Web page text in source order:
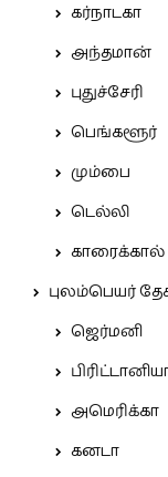
கர்நாடகா
அந்தமான்
புதுச்சேரி
பெங்களூர்
மும்பை
டெல்லி
காரைக்கால்
புலம்பெயர்
ஜெர்மனி
அமெரிக்கா
கனடா